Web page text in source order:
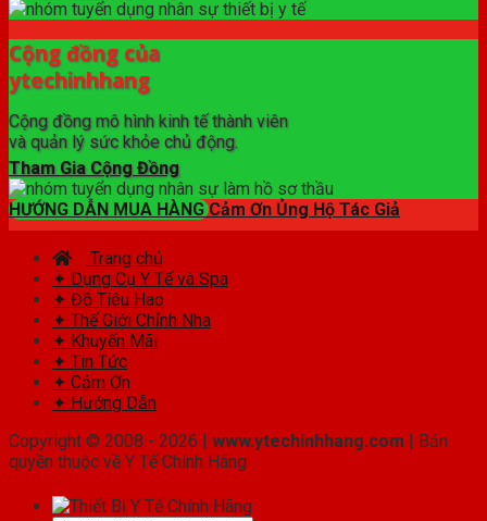
Cộng đồng của
ytechinhhang
Cộng đồng mô hình kinh tế thành viên
và quản lý sức khỏe chủ động.
Tham Gia Cộng Đồng
HƯỚNG DẪN MUA HÀNG Cảm Ơn Ủng Hộ Tác Giả
Trang chủ
✦ Dụng Cụ Y Tế và Spa
✦ Đồ Tiêu Hao
✦ Thế Giới Chỉnh Nha
✦ Khuyến Mãi
✦ Tin Tức
✦ Cảm Ơn
✦ Hướng Dẫn
Copyright © 2008 - 2026 |
www.ytechinhhang.com | Bản
quyền thuộc về Y Tế Chính Hãng